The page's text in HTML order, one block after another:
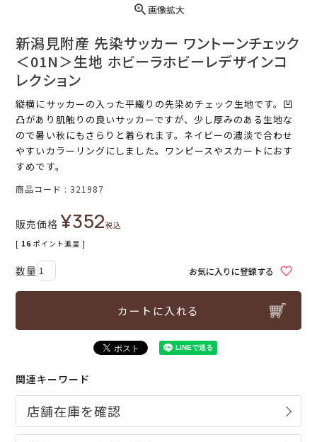
画像拡大
新潟見附産 先染サッカー ワントーンチェック
＜01N＞生地 ホビーラホビーレデザインコ
レクション
縦横にサッカーの入った平織りの先染めチェック生地です。凹
凸があり肌触りの良いサッカーですが、少し厚みのある生地な
ので暑い秋にもさらりと着られます。ネイビーの濃淡で合わせ
やすいカラーリングにしました。ワンピースやスカートにおす
すめです。
商品コード 321987
販売価格 ¥352税込
[ 16 ポイント進呈 ]
お気に入りに登録する
カートに入れる
関連キーワード